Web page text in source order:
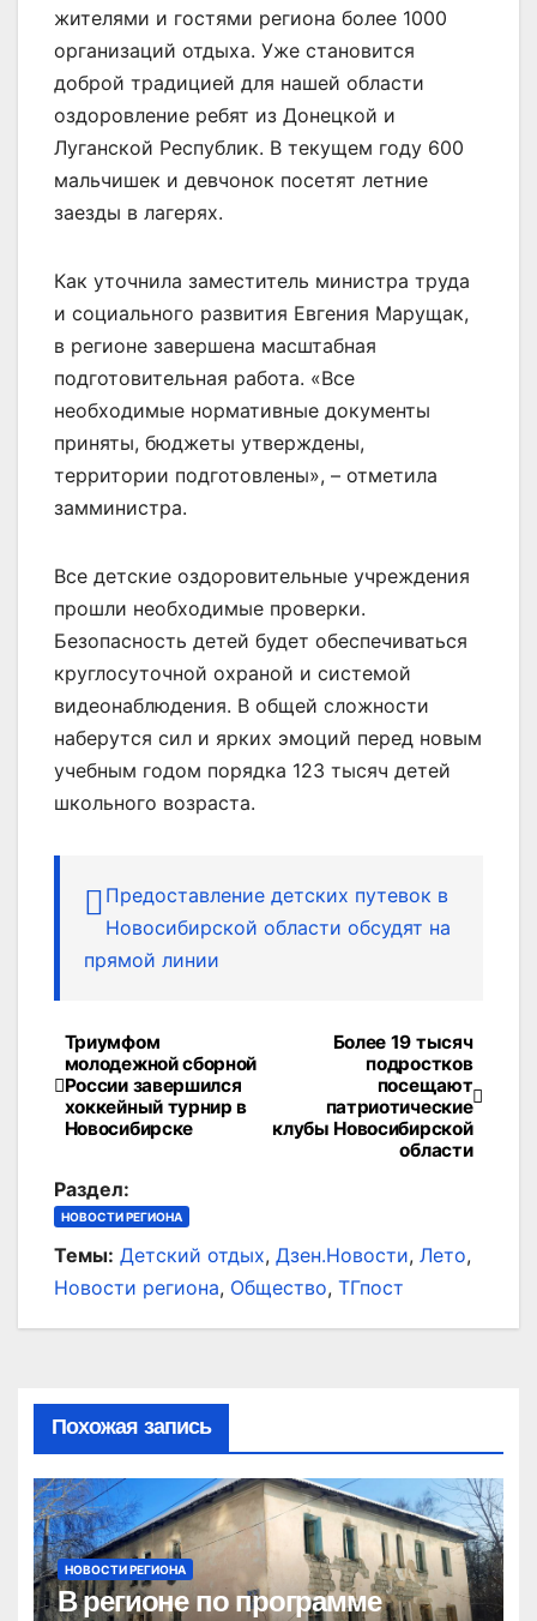
жителями и гостями региона более 1000
организаций отдыха. Уже становится
доброй традицией для нашей области
оздоровление ребят из Донецкой и
Луганской Республик. В текущем году 600
мальчишек и девчонок посетят летние
заезды в лагерях.
Как уточнила заместитель министра труда
и социального развития Евгения Марущак,
в регионе завершена масштабная
подготовительная работа. «Все
необходимые нормативные документы
приняты, бюджеты утверждены,
территории подготовлены», – отметила
замминистра.
Все детские оздоровительные учреждения
прошли необходимые проверки.
Безопасность детей будет обеспечиваться
круглосуточной охраной и системой
видеонаблюдения. В общей сложности
наберутся сил и ярких эмоций перед новым
учебным годом порядка 123 тысяч детей
школьного возраста.
Предоставление детских путевок в
Новосибирской области обсудят на
прямой линии
Навигация
по
записям
Более 19 тысяч
подростков
посещают
патриотические
клубы Новосибирской
области
Триумфом
молодежной сборной
России завершился
хоккейный турнир в
Новосибирске
Раздел:
НОВОСТИ РЕГИОНА
Темы: Детский отдых, Дзен.Новости, Лето,
Новости региона, Общество, ТГпост
Похожая запись
НОВОСТИ РЕГИОНА
В регионе по программе